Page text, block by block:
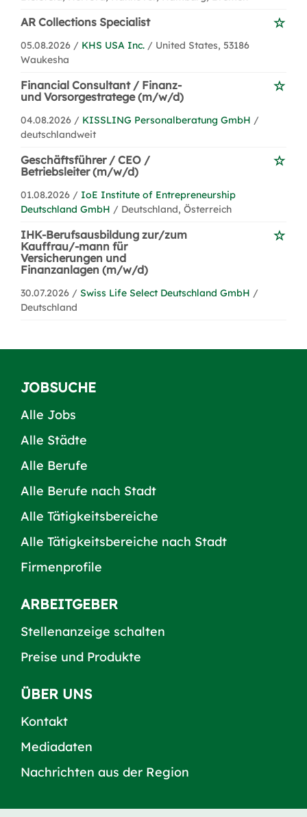
AR Collections Specialist
05.08.2026 / KHS USA Inc. / United States, 53186
Waukesha
Financial Consultant / Finanz-
und Vorsorgestratege (m/w/d)
04.08.2026 / KISSLING Personalberatung GmbH /
deutschlandweit
Geschäftsführer / CEO /
Betriebsleiter (m/w/d)
01.08.2026 / IoE Institute of Entrepreneurship
Deutschland GmbH / Deutschland, Österreich
IHK-Berufsausbildung zur/zum
Kauffrau/-mann für
Versicherungen und
Finanzanlagen (m/w/d)
30.07.2026 / Swiss Life Select Deutschland GmbH /
Deutschland
JOBSUCHE
Alle Jobs
Alle Städte
Alle Berufe
Alle Berufe nach Stadt
Alle Tätigkeitsbereiche
Alle Tätigkeitsbereiche nach Stadt
Firmenprofile
ARBEITGEBER
Stellenanzeige schalten
Preise und Produkte
ÜBER UNS
Kontakt
Mediadaten
Nachrichten aus der Region